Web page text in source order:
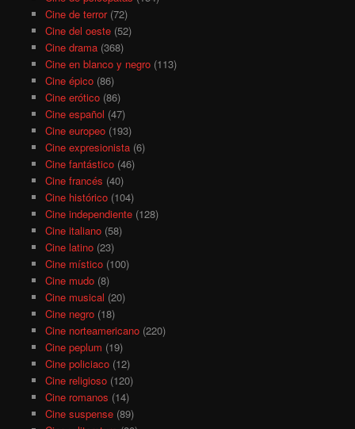
Cine de terror(72)
Cine del oeste(52)
Cine drama(368)
Cine en blanco y negro(113)
Cine épico(86)
Cine erótico(86)
Cine español (47)
Cine europeo(193)
Cine expresionista(6)
Cine fantástico(46)
Cine francés (40)
Cine histórico(104)
Cine independiente(128)
Cine italiano(58)
Cine latino(23)
Cine místico(100)
Cine mudo(8)
Cine musical (20)
Cine negro(18)
Cine norteamericano(220)
Cine peplum (19)
Cine policiaco(12)
Cine religioso(120)
Cine romanos (14)
Cine suspense(89)